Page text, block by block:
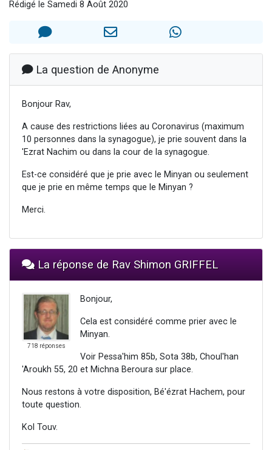
12 nouvelles musiques dans Torah-Box Music
2 personnes viennent de nous rejoindre sur WhatsApp
Rédigé le Samedi 8 Août 2020
La question de Anonyme
Bonjour Rav,
A cause des restrictions liées au Coronavirus (maximum
10 personnes dans la synagogue), je prie souvent dans la
'Ezrat Nachim ou dans la cour de la synagogue.
Est-ce considéré que je prie avec le Minyan ou seulement
que je prie en même temps que le Minyan ?
Merci.
La réponse de Rav Shimon GRIFFEL
718 réponses
Bonjour,
Cela est considéré comme prier avec le
Minyan.
Voir Pessa'him 85b, Sota 38b, Choul'han
'Aroukh 55, 20 et Michna Beroura sur place.
Nous restons à votre disposition, Bé'ézrat Hachem, pour
toute question.
Kol Touv.